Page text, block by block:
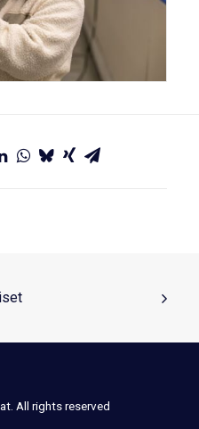
All rights reserved